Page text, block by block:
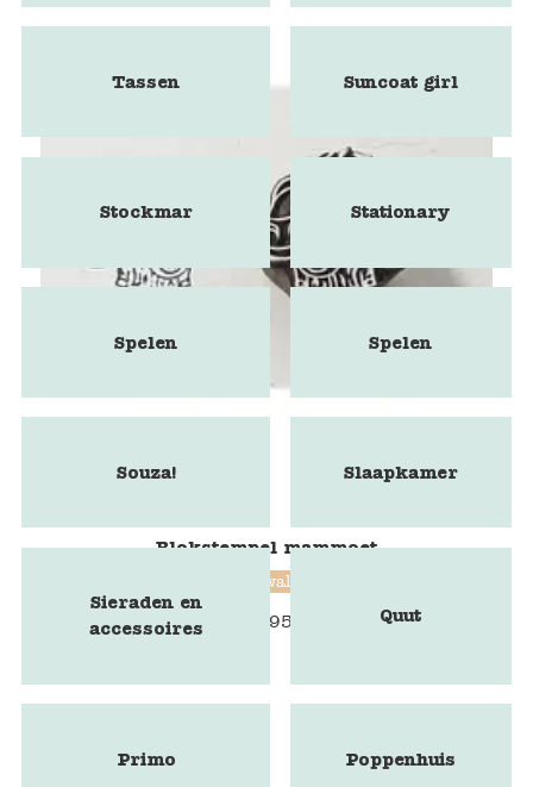
Blokstempel mammoet
Blockwallah
9,95
Tassen Suncoat girl
Stockmar Stationary
Spelen Spelen
Souza! Slaapkamer
Sieraden en
accessoires
Quut
Primo Poppenhuis